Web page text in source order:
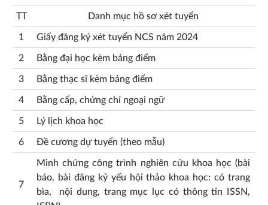
TT Danh mục hồ sơ xét tuyển
1 Giấy đăng ký xét tuyển NCS năm 2024
2 Bằng đại học kèm bảng điểm
3 Bằng thạc sĩ kèm bảng điểm
4 Bằng cấp, chứng chỉ ngoại ngữ
5 Lý lịch khoa học
6 Đề cương dự tuyển (theo mẫu)
7
Minh chứng công trình nghiên cứu khoa học (bài
báo, bài đăng kỷ yếu hội thảo khoa học: có trang
bìa, nội dung, trang mục lục có thông tin ISSN,